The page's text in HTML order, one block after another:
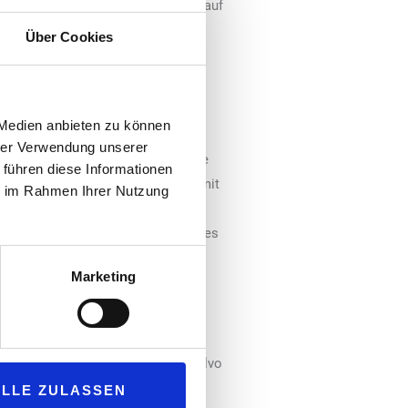
Über Cookies
anbieten zu können
Verwendung unserer
diese Informationen
Rahmen Ihrer Nutzung
Marketing
ZULASSEN
Diese Differenz ist vor allem auf
als herkömmliche
und steuerliche
investiert werden.
bis 15.000 leistungsstärkere
Hochleistungsladepunkte mit
(100 kW) auf Lkw-
Trend beim Auf- und Ausbau des
in Europa liegt bei über
Netzwerk von Partnern
der TRATON Group und der Volvo
sowie die Zusammenarbeit mit